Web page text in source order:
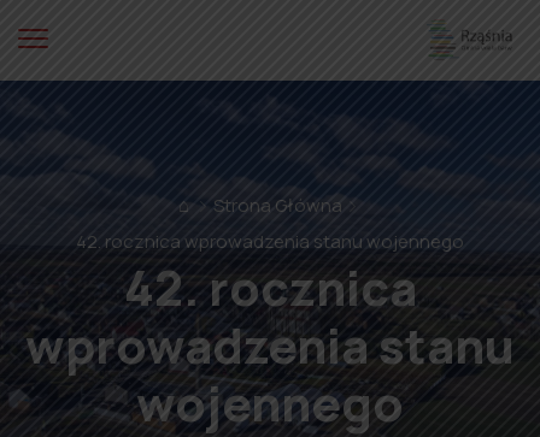
⌂
Strona Główna
42. rocznica wprowadzenia stanu wojennego
42. rocznica
wprowadzenia stanu
wojennego